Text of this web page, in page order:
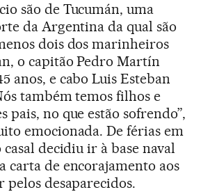
são de Tucumán, uma
da Argentina da qual são
dois dos marinheiros
o capitão Pedro Martín
anos, e cabo Luis Esteban
também temos filhos e
pais, no que estão sofrendo”,
emocionada. De férias em
decidiu ir à base naval
carta de encorajamento aos
pelos desaparecidos.